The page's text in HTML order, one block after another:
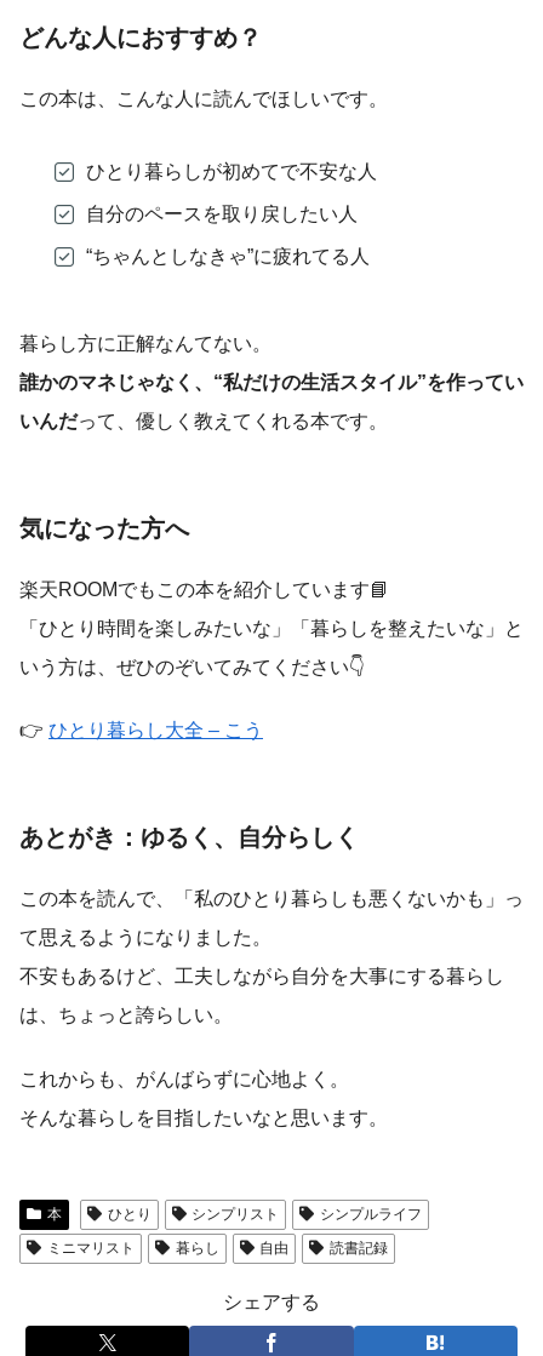
どんな人におすすめ？
この本は、こんな人に読んでほしいです。
ひとり暮らしが初めてで不安な人
自分のペースを取り戻したい人
“ちゃんとしなきゃ”に疲れてる人
暮らし方に正解なんてない。
誰かのマネじゃなく、“私だけの生活スタイル”を作ってい
いんだって、優しく教えてくれる本です。
気になった方へ
楽天ROOMでもこの本を紹介しています📘
「ひとり時間を楽しみたいな」「暮らしを整えたいな」と
いう方は、ぜひのぞいてみてください👇
👉 ひとり暮らし大全 – こう
あとがき：ゆるく、自分らしく
この本を読んで、「私のひとり暮らしも悪くないかも」っ
て思えるようになりました。
不安もあるけど、工夫しながら自分を大事にする暮らし
は、ちょっと誇らしい。
これからも、がんばらずに心地よく。
そんな暮らしを目指したいなと思います。
本 ひとり シンプリスト
シンプルライフ
ミニマリスト
暮らし 自由 読書記録
シェアする